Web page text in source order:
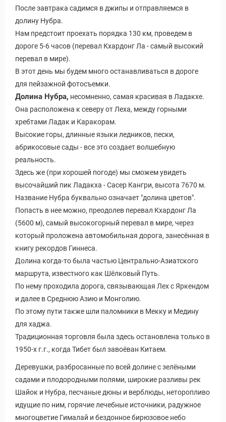
Виза в Индию
После завтрака садимся в джипы и отправляемся в
долину Нубра.
Нам предстоит проехать порядка 130 км, проведем в
дороге 5-6 часов (перевал Кхардонг Ла - самый высокий
перевал в мире).
В этот день мы будем много останавливаться в дороге
для пейзажной фотосъемки.
Долина Нубра, несомненно, самая красивая в Ладакхе.
Она расположена к северу от Леха, между горными
хребтами Ладак и Каракорам.
Высокие горы, длинные языки ледников, пески,
абрикосовые сады - все это создает волшебную
реальность.
Здесь же (при хорошей погоде) мы сможем увидеть
высочайший пик Ладакха - Сасер Кангри, высота 7670 м.
Название Нубра буквально означает "долина цветов".
Попасть в нее можно, преодолев перевал Кхардонг Ла
(5600 м), самый высокогорный перевал в мире, через
который проложена автомобильная дорога, занесённая в
книгу рекордов Гиннеса.
Долина когда-то была частью Центрально-Азиатского
маршрута, известного как Шёлковый Путь.
По нему проходила дорога, связывающая Лех с Яркендом
и далее в Среднюю Азию и Монголию.
По этому пути также шли паломники в Мекку и Медину
для хаджа.
Традиционная торговля была здесь остановлена только в
1950-х г.г., когда Тибет был завоёван Китаем.
Деревушки, разбросанные по всей долине с зелёными
садами и плодородными полями, широкие разливы рек
Шайок и Нубра, песчаные дюны и верблюды, неторопливо
идущие по ним, горячие лечебные источники, радужное
многоцветие Гималай и бездонное бирюзовое небо